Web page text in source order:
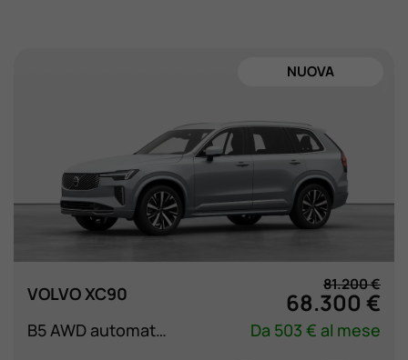
Novità Sui Nostri Veicoli
NUOVA
VOLVO XC90 81.200 €
68.300 €
B5 AWD automatico 7 posti Core Da 503 € al mese